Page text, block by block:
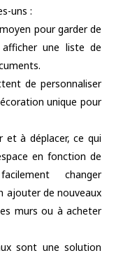
uns :
pour garder de
une liste de
de personnaliser
unique pour
et à déplacer, ce qui
en fonction de
changer
ajouter de nouveaux
murs ou à acheter
sont une solution